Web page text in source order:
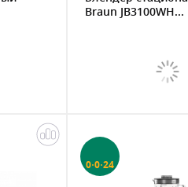
Braun JB3100WH...
0·0·24